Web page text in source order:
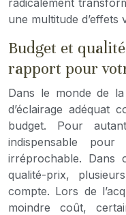
une multitude d’effets
Budget et
rapport pour
Dans le monde de
d’éclairage adéquat
budget. Pour
indispensable
irréprochable. Dans
qualité-prix,
compte. Lors de
moindre coût,